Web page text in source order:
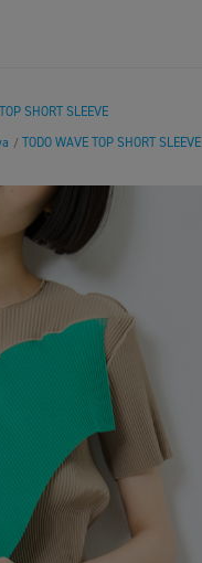
SHORT SLEEVE
/ TODO WAVE TOP SHORT SLEEVE